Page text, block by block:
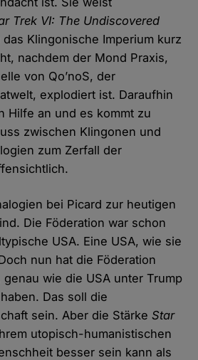
Trek VI: The Undiscovered
Klingonische Imperium kurz
nachdem der Mond Praxis,
von Qo’noS, der
explodiert ist. Daraufhin
Hilfe an und es kommt zu
zwischen Klingonen und
zum Zerfall der
bei Picard zur heutigen
Die Föderation war schon
USA. Eine USA, wie sie
nun hat die Föderation
wie die USA unter Trump
Das soll die
sein. Aber die StärkeStar
utopisch-humanistischen
besser sein kann als